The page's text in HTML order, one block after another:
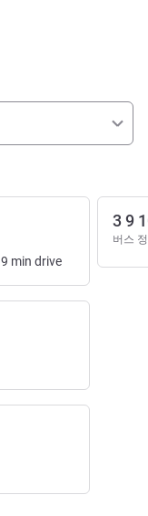
9 min drive
3 9
버스